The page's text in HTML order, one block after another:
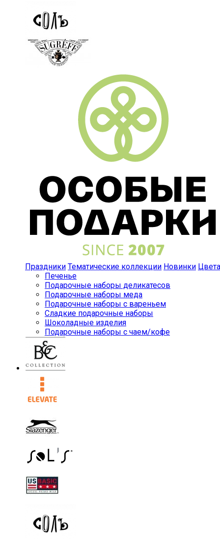
Праздники Тематические коллекции Новинки Цвета
Печенье
Подарочные наборы деликатесов
Подарочные наборы меда
Подарочные наборы с вареньем
Сладкие подарочные наборы
Шоколадные изделия
Подарочные наборы с чаем/кофе